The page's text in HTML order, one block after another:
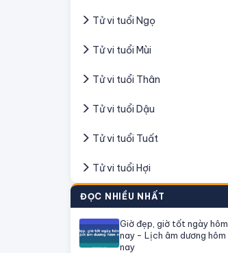
Tử vi tuổi Ngọ
Tử vi tuổi Mùi
Tử vi tuổi Thân
Tử vi tuổi Dậu
Tử vi tuổi Tuất
Tử vi tuổi Hợi
ĐỌC NHIỀU NHẤT
Giờ đẹp, giờ tốt ngày hôm
nay - Lịch âm dương hôm
nay